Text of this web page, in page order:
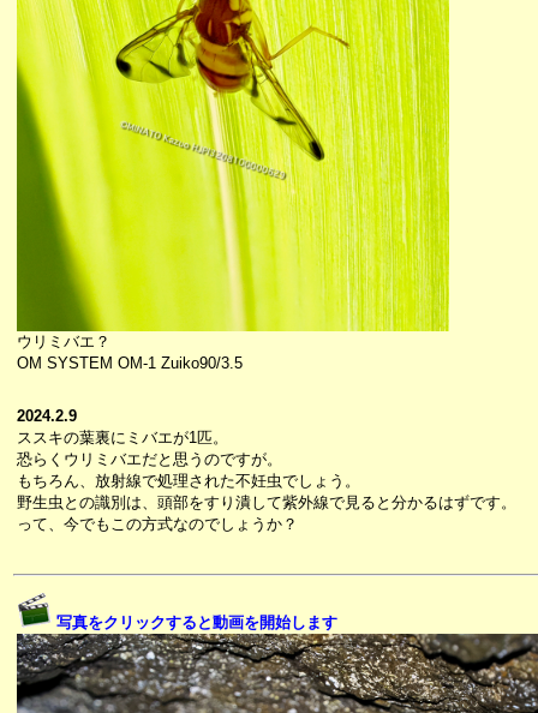
ウリミバエ？
OM SYSTEM OM-1 Zuiko90/3.5
2024.2.9
ススキの葉裏にミバエが1匹。
恐らくウリミバエだと思うのですが。
もちろん、放射線で処理された不妊虫でしょう。
野生虫との識別は、頭部をすり潰して紫外線で見ると分かるはずです。
って、今でもこの方式なのでしょうか？
写真をクリックすると動画を開始します